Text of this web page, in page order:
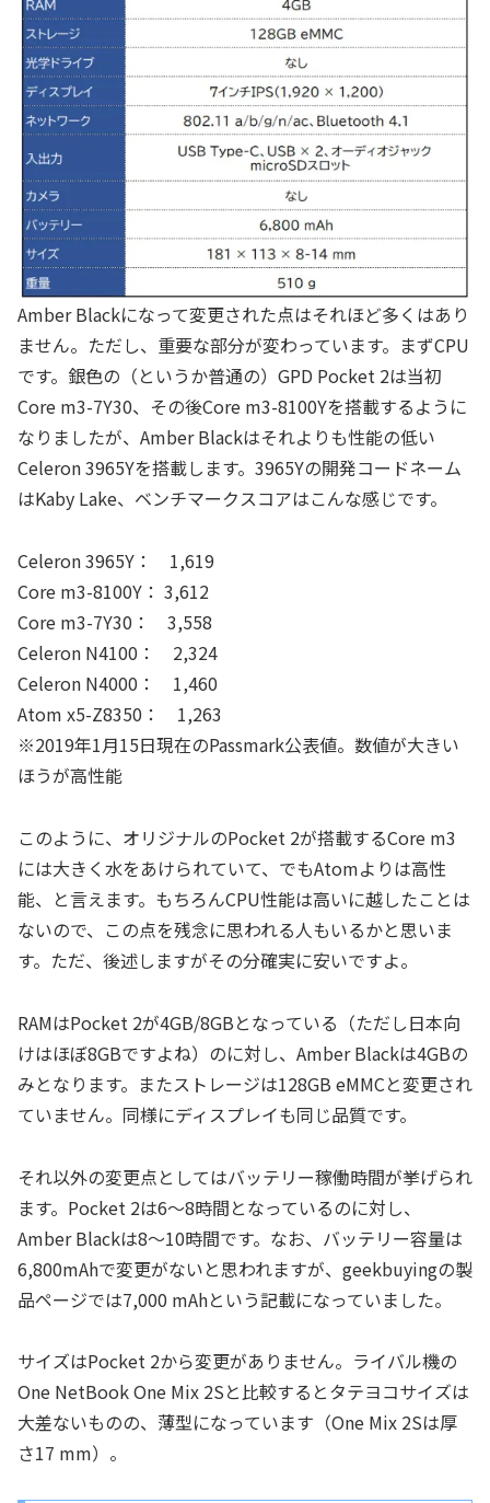
Amber Blackになって変更された点はそれほど多くはあり
ません。ただし、重要な部分が変わっています。まずCPU
です。銀色の（というか普通の）GPD Pocket 2は当初
Core m3-7Y30、その後Core m3-8100Yを搭載するように
なりましたが、Amber Blackはそれよりも性能の低い
Celeron 3965Yを搭載します。3965Yの開発コードネーム
はKaby Lake、ベンチマークスコアはこんな感じです。
Celeron 3965Y： 1,619
Core m3-8100Y： 3,612
Core m3-7Y30： 3,558
Celeron N4100： 2,324
Celeron N4000： 1,460
Atom x5-Z8350： 1,263
※2019年1月15日現在のPassmark公表値。数値が大きい
ほうが高性能
このように、オリジナルのPocket 2が搭載するCore m3
には大きく水をあけられていて、でもAtomよりは高性
能、と言えます。もちろんCPU性能は高いに越したことは
ないので、この点を残念に思われる人もいるかと思いま
す。ただ、後述しますがその分確実に安いですよ。
RAMはPocket 2が4GB/8GBとなっている（ただし日本向
けはほぼ8GBですよね）のに対し、Amber Blackは4GBの
みとなります。またストレージは128GB eMMCと変更され
ていません。同様にディスプレイも同じ品質です。
それ以外の変更点としてはバッテリー稼働時間が挙げられ
ます。Pocket 2は6～8時間となっているのに対し、
Amber Blackは8～10時間です。なお、バッテリー容量は
6,800mAhで変更がないと思われますが、geekbuyingの製
品ページでは7,000 mAhという記載になっていました。
サイズはPocket 2から変更がありません。ライバル機の
One NetBook One Mix 2Sと比較するとタテヨコサイズは
大差ないものの、薄型になっています（One Mix 2Sは厚
さ17 mm）。